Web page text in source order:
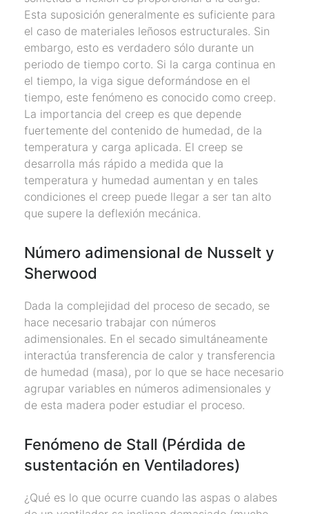
Esta suposición generalmente es suficiente para
el caso de materiales leñosos estructurales. Sin
embargo, esto es verdadero sólo durante un
periodo de tiempo corto. Si la carga continua en
el tiempo, la viga sigue deformándose en el
tiempo, este fenómeno es conocido como creep.
La importancia del creep es que depende
fuertemente del contenido de humedad, de la
temperatura y carga aplicada. El creep se
desarrolla más rápido a medida que la
temperatura y humedad aumentan y en tales
condiciones el creep puede llegar a ser tan alto
que supere la deflexión mecánica.
Número adimensional de Nusselt y
Sherwood
Dada la complejidad del proceso de secado, se
hace necesario trabajar con números
adimensionales. En el secado simultáneamente
interactúa transferencia de calor y transferencia
de humedad (masa), por lo que se hace necesario
agrupar variables en números adimensionales y
de esta madera poder estudiar el proceso.
Fenómeno de Stall (Pérdida de
sustentación en Ventiladores)
¿Qué es lo que ocurre cuando las aspas o alabes